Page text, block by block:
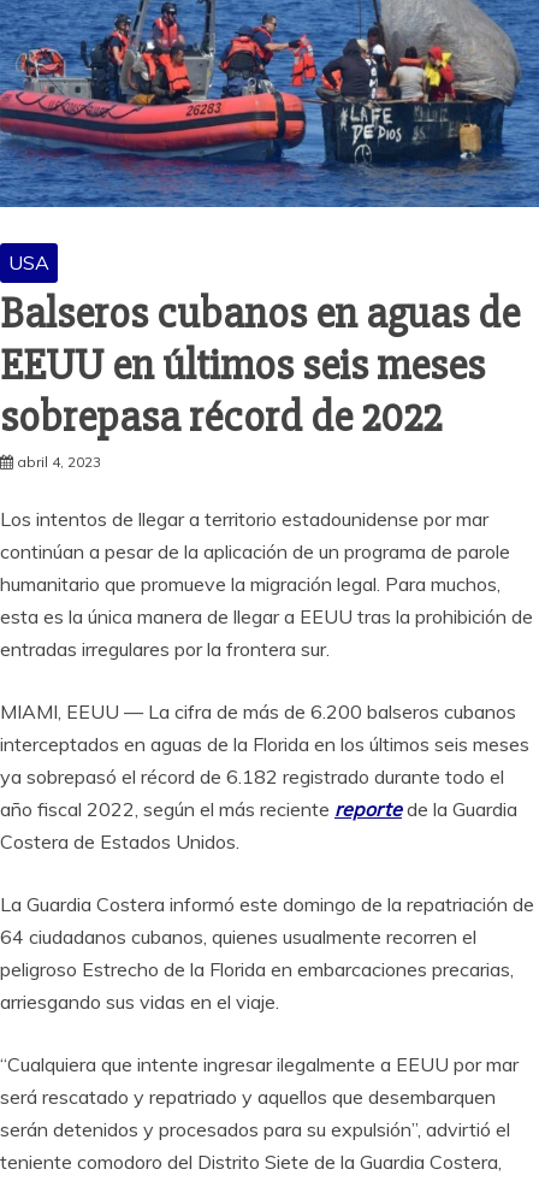
USA
Balseros cubanos en aguas de
EEUU en últimos seis meses
sobrepasa récord de 2022
abril 4, 2023
Los intentos de llegar a territorio estadounidense por mar
continúan a pesar de la aplicación de un programa de parole
humanitario que promueve la migración legal. Para muchos,
esta es la única manera de llegar a EEUU tras la prohibición de
entradas irregulares por la frontera sur.
MIAMI, EEUU — La cifra de más de 6.200 balseros cubanos
interceptados en aguas de la Florida en los últimos seis meses
ya sobrepasó el récord de 6.182 registrado durante todo el
año fiscal 2022, según el más reciente reportede la Guardia
Costera de Estados Unidos.
La Guardia Costera informó este domingo de la repatriación de
64 ciudadanos cubanos, quienes usualmente recorren el
peligroso Estrecho de la Florida en embarcaciones precarias,
arriesgando sus vidas en el viaje.
“Cualquiera que intente ingresar ilegalmente a EEUU por mar
será rescatado y repatriado y aquellos que desembarquen
serán detenidos y procesados para su expulsión”, advirtió el
teniente comodoro del Distrito Siete de la Guardia Costera,